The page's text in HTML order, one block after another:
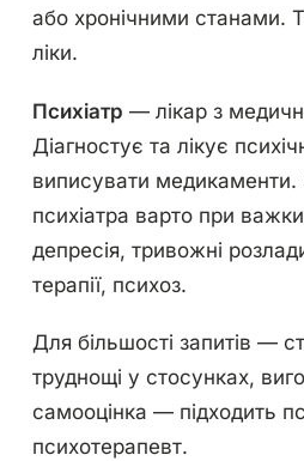
або хронічними станами.
ліки.
Психіатр — лікар з
Діагностує та лікує
виписувати медикаменти.
психіатра варто при
депресія, тривожні
терапії, психоз.
Для більшості запитів —
труднощі у стосунках,
самооцінка — підходить
психотерапевт.